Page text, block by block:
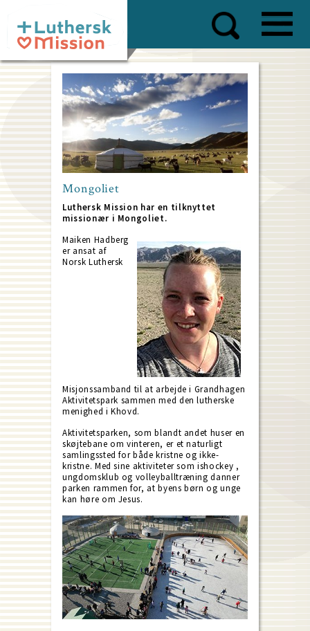
main
content
Mongoliet
Luthersk Mission har en tilknyttet
missionær i Mongoliet.
Maiken Hadberg
er ansat af
Norsk Luthersk
Misjonssamband til at arbejde i Grandhagen
Aktivitetspark sammen med den lutherske
menighed i Khovd.
Aktivitetsparken, som blandt andet huser en
skøjtebane om vinteren, er et naturligt
samlingssted for både kristne og ikke-
kristne. Med sine aktiviteter som ishockey ,
ungdomsklub og volleyballtræning danner
parken rammen for, at byens børn og unge
kan høre om Jesus.